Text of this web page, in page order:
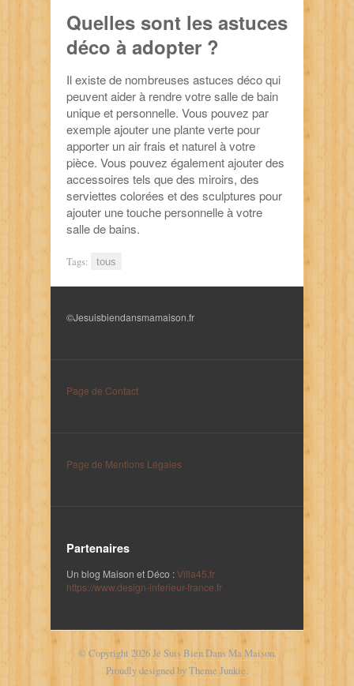
Quelles sont les astuces
déco à adopter ?
Il existe de nombreuses astuces déco qui
peuvent aider à rendre votre salle de bain
unique et personnelle. Vous pouvez par
exemple ajouter une plante verte pour
apporter un air frais et naturel à votre
pièce. Vous pouvez également ajouter des
accessoires tels que des miroirs, des
serviettes colorées et des sculptures pour
ajouter une touche personnelle à votre
salle de bains.
Tags: tous
©Jesuisbiendansmamaison.fr
Page de Contact
Page de Mentions Légales
Partenaires
Un blog Maison et Déco :Villa45.fr
https://www.design-interieur-france.fr
© Copyright 2026Je Suis Bien Dans Ma Maison.
Proudly designed byTheme Junkie.